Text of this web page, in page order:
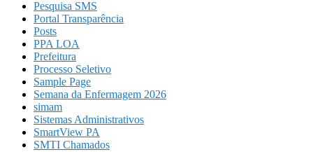
Pesquisa SMS
Portal Transparência
Posts
PPA LOA
Prefeitura
Processo Seletivo
Sample Page
Semana da Enfermagem 2026
simam
Sistemas Administrativos
SmartView PA
SMTI Chamados